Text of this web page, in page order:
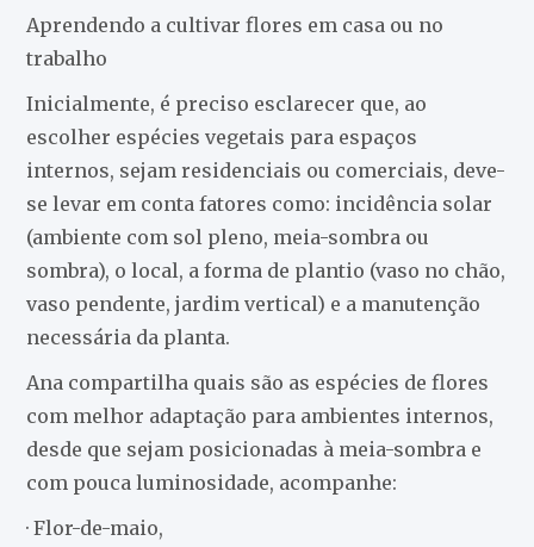
Aprendendo a cultivar flores em casa ou no
trabalho
Inicialmente, é preciso esclarecer que, ao
escolher espécies vegetais para espaços
internos, sejam residenciais ou comerciais, deve-
se levar em conta fatores como: incidência solar
(ambiente com sol pleno, meia-sombra ou
sombra), o local, a forma de plantio (vaso no chão,
vaso pendente, jardim vertical) e a manutenção
necessária da planta.
Ana compartilha quais são as espécies de flores
com melhor adaptação para ambientes internos,
desde que sejam posicionadas à meia-sombra e
com pouca luminosidade, acompanhe:
· Flor-de-maio,